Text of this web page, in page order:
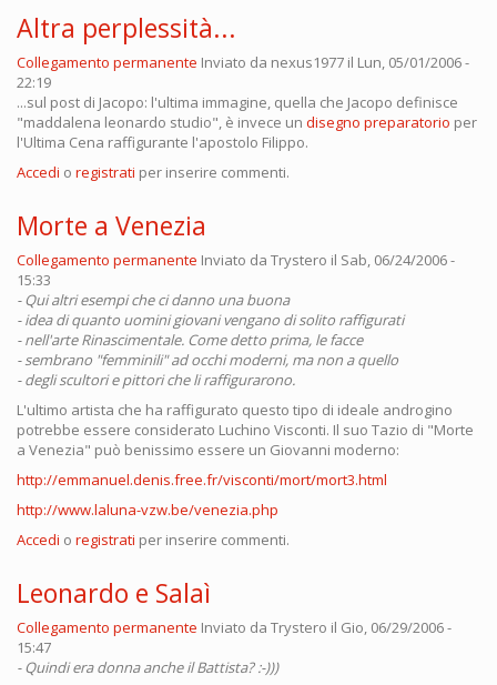
Altra perplessità...
Collegamento permanente Inviato da nexus1977 il Lun, 05/01/2006 -
22:19
...sul post di Jacopo: l'ultima immagine, quella che Jacopo definisce
"maddalena leonardo studio", è invece un disegno preparatorio per
l'Ultima Cena raffigurante l'apostolo Filippo.
Accedi o registrati per inserire commenti.
Morte a Venezia
Collegamento permanente Inviato da Trystero il Sab, 06/24/2006 -
15:33
- Qui altri esempi che ci danno una buona
- idea di quanto uomini giovani vengano di solito raffigurati
- nell'arte Rinascimentale. Come detto prima, le facce
- sembrano "femminili" ad occhi moderni, ma non a quello
- degli scultori e pittori che li raffigurarono.
L'ultimo artista che ha raffigurato questo tipo di ideale androgino
potrebbe essere considerato Luchino Visconti. Il suo Tazio di "Morte
a Venezia" può benissimo essere un Giovanni moderno:
http://emmanuel.denis.free.fr/visconti/mort/mort3.html
http://www.laluna-vzw.be/venezia.php
Accedi o registrati per inserire commenti.
Leonardo e Salaì
Collegamento permanente Inviato da Trystero il Gio, 06/29/2006 -
15:47
- Quindi era donna anche il Battista? :-)))